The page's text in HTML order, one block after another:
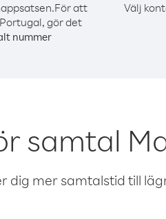
För att
gör det
nummer
Välj
samtal
dig mer samtalstid till